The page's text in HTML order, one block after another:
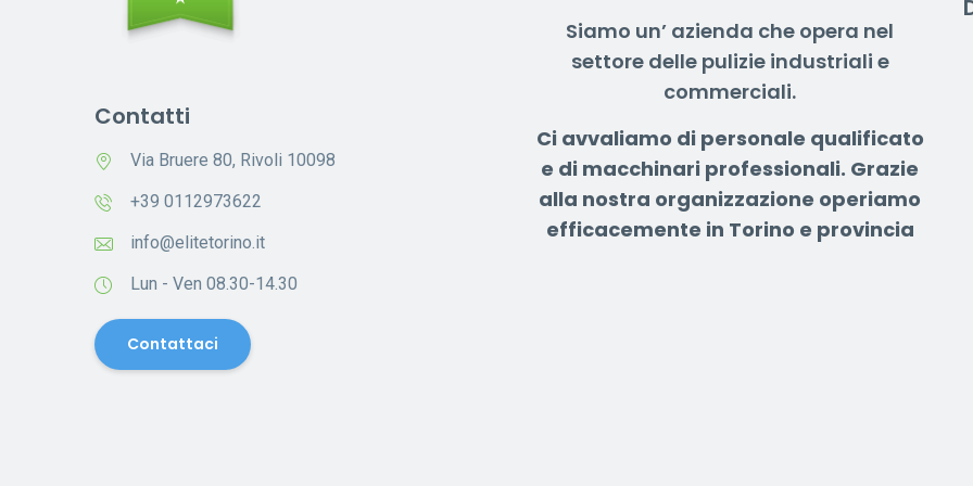
Contatti
Via Bruere 80, Rivoli 10098
+39 0112973622
info@elitetorino.it
Lun - Ven 08.30-14.30
Contattaci
Siamo un’ azienda che opera nel
settore delle pulizie industriali e
commerciali.
Ci avvaliamo di personale qualificato
e di macchinari professionali. Grazie
alla nostra organizzazione operiamo
efficacemente in Torino e provincia